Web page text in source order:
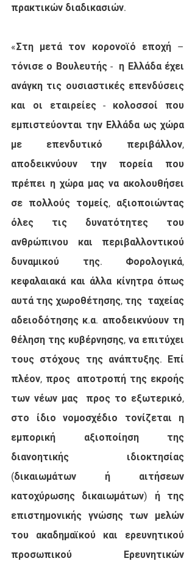
πρακτικών διαδικασιών.
«Στη μετά τον κορονοϊό εποχή –
τόνισε ο Βουλευτής -  η Ελλάδα έχει
ανάγκη τις ουσιαστικές επενδύσεις
και οι εταιρείες - κολοσσοί που
εμπιστεύονται την Ελλάδα ως χώρα
με επενδυτικό περιβάλλον,
αποδεικνύουν την πορεία που
πρέπει η χώρα μας να ακολουθήσει
σε πολλούς τομείς, αξιοποιώντας
όλες τις δυνατότητες του
ανθρώπινου και περιβαλλοντικού
δυναμικού της. Φορολογικά,
κεφαλαιακά και άλλα κίνητρα όπως
αυτά της χωροθέτησης, της  ταχείας
αδειοδότησης κ.α. αποδεικνύουν τη
θέληση της κυβέρνησης, να επιτύχει
τους στόχους της ανάπτυξης. Επί
πλέον, προς  αποτροπή της εκροής
των νέων μας  προς το εξωτερικό,
στο ίδιο νομοσχέδιο τονίζεται η
εμπορική αξιοποίηση της
διανοητικής ιδιοκτησίας
(δικαιωμάτων ή αιτήσεων
κατοχύρωσης δικαιωμάτων) ή της
επιστημονικής γνώσης των μελών
του ακαδημαϊκού και ερευνητικού
προσωπικού Ερευνητικών